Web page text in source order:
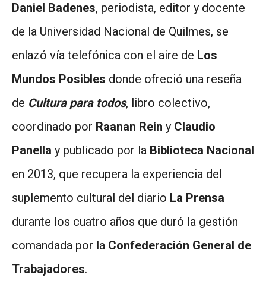
Daniel Badenes, periodista, editor y docente
de la Universidad Nacional de Quilmes, se
enlazó vía telefónica con el aire de Los
Mundos Posibles donde ofreció una reseña
de Cultura para todos, libro colectivo,
coordinado por Raanan Rein y Claudio
Panella y publicado por la Biblioteca Nacional
en 2013, que recupera la experiencia del
suplemento cultural del diario La Prensa
durante los cuatro años que duró la gestión
comandada por la Confederación General de
Trabajadores.